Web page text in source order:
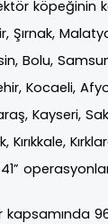
köpeğinin
Şırnak,
Bolu,
Kocaeli,
Kayseri,
Kırıkkale,
41”
kapsamında